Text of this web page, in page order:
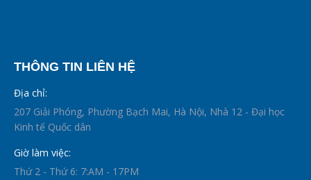
THÔNG TIN LIÊN HỆ
Địa chỉ:
207 Giải Phóng, Phường Bạch Mai, Hà Nội, Nhà 12 - Đại học
Kinh tế Quốc dân
Giờ làm việc:
Thứ 2 - Thứ 6: 7:AM - 17PM